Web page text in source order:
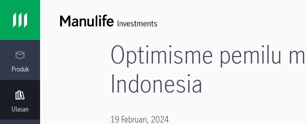
Produk
Ulasan
Optimisme pemilu
Indonesia
19 Februari, 2024